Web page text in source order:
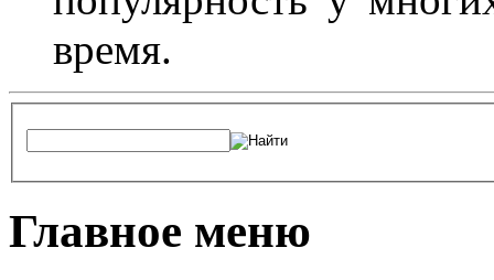
время.
Главное меню